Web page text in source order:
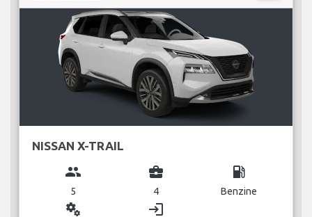
NISSAN X-TRAIL
group
5
business_center
4
local_gas_station
Benzine
miscellaneous_services login